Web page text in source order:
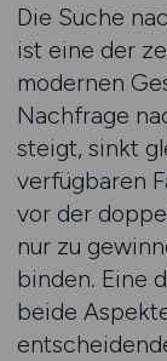
Die Suche
ist eine der
modernen
Nachfrage
steigt, sinkt
verfügbaren
vor der
nur zu
binden. Eine
beide